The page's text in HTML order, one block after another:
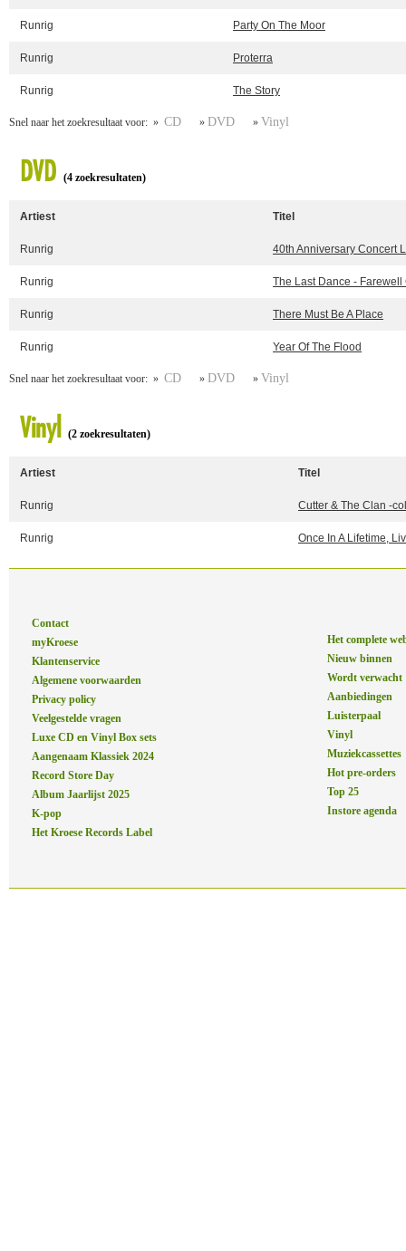
Runrig Party On The Moor
Runrig Proterra
Runrig The Story
Snel naar het zoekresultaat voor: » CD » DVD » Vinyl
DVD (4 zoekresultaten)
Artiest Titel
Runrig 40th Anniversary Concert
Runrig The Last Dance - Farewell
Runrig There Must Be A Place
Runrig Year Of The Flood
Snel naar het zoekresultaat voor: » CD » DVD » Vinyl
Vinyl (2 zoekresultaten)
Artiest Titel
Runrig Cutter & The Clan -
Runrig Once In A Lifetime,
Contact
myKroese
Klantenservice
Algemene voorwaarden
Privacy policy
Veelgestelde vragen
Luxe CD en Vinyl Box sets
Aangenaam Klassiek 2024
Record Store Day
Album Jaarlijst 2025
K-pop
Het Kroese Records Label
Het complete
Nieuw binnen
Wordt verwacht
Aanbiedingen
Luisterpaal
Vinyl
Muziekcassettes
Hot pre-orders
Top 25
Instore agenda